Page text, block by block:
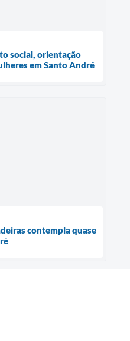
social, orientação
em Santo André
contempla quase